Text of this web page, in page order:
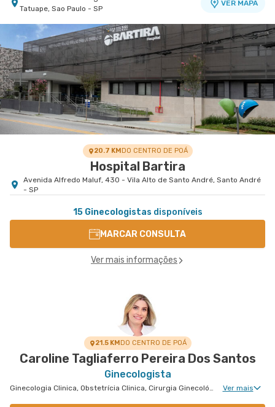
Tatuape, Sao Paulo - SP
VER MAPA
20.7 KMDO CENTRO DE POÁ
Hospital Bartira
Avenida Alfredo Maluf, 430 - Vila Alto de Santo André, Santo André
- SP
15 Ginecologistas disponíveis
MARCAR CONSULTA
Ver mais informações
21.5 KMDO CENTRO DE POÁ
Caroline Tagliaferro Pereira Dos Santos
Ginecologista
Ginecologia Clinica, Obstetrícia Clinica, Cirurgia Ginecológica, Gravidez de Alto Risco Ver mais